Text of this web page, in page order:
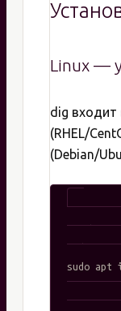
Linux —
dig входит
(RHEL/
(Debian/
# Debian/
sudo apt
sudo
# CentOS/